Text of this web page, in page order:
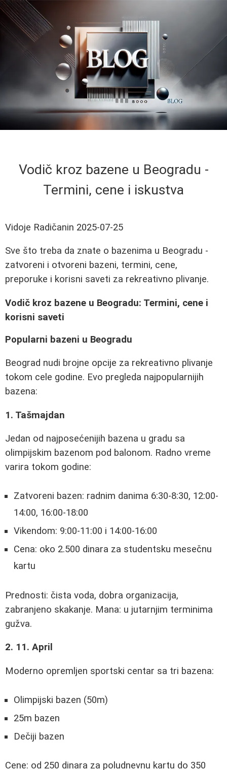
Vodič kroz bazene u Beogradu -
Termini, cene i iskustva
Vidoje Radičanin 2025-07-25
Sve što treba da znate o bazenima u Beogradu -
zatvoreni i otvoreni bazeni, termini, cene,
preporuke i korisni saveti za rekreativno plivanje.
Vodič kroz bazene u Beogradu: Termini, cene i
korisni saveti
Popularni bazeni u Beogradu
Beograd nudi brojne opcije za rekreativno plivanje
tokom cele godine. Evo pregleda najpopularnijih
bazena:
1. Tašmajdan
Jedan od najposećenijih bazena u gradu sa
olimpijskim bazenom pod balonom. Radno vreme
varira tokom godine:
Zatvoreni bazen: radnim danima 6:30-8:30, 12:00-
14:00, 16:00-18:00
Vikendom: 9:00-11:00 i 14:00-16:00
Cena: oko 2.500 dinara za studentsku mesečnu
kartu
Prednosti: čista voda, dobra organizacija,
zabranjeno skakanje. Mana: u jutarnjim terminima
gužva.
2. 11. April
Moderno opremljen sportski centar sa tri bazena:
Olimpijski bazen (50m)
25m bazen
Dečiji bazen
Cene: od 250 dinara za poludnevnu kartu do 350